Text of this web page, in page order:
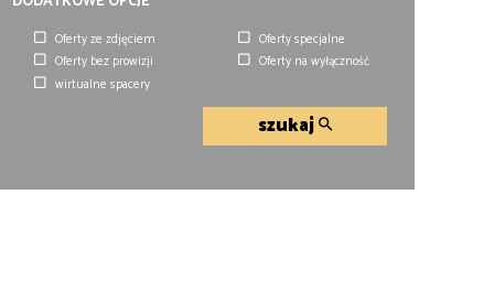
Oferty ze zdjęciem
Oferty specjalne
Oferty bez prowizji
Oferty na wyłączność
wirtualne spacery
szukaj